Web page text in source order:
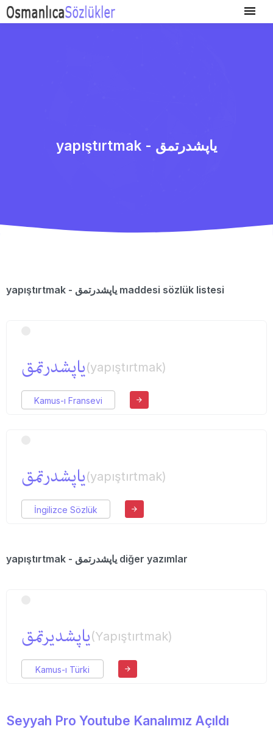
yapıştırtmak - یاپشدرتمق
yapıştırtmak - یاپشدرتمق maddesi sözlük listesi
یاپشدرتمق(yapıştırtmak)
Kamus-ı Fransevi
یاپشدرتمق(yapıştırtmak)
İngilizce Sözlük
yapıştırtmak - یاپشدرتمق diğer yazımlar
یاپشدیرتمق(Yapıştırtmak)
Kamus-ı Türki
Seyyah Pro Youtube Kanalımız Açıldı